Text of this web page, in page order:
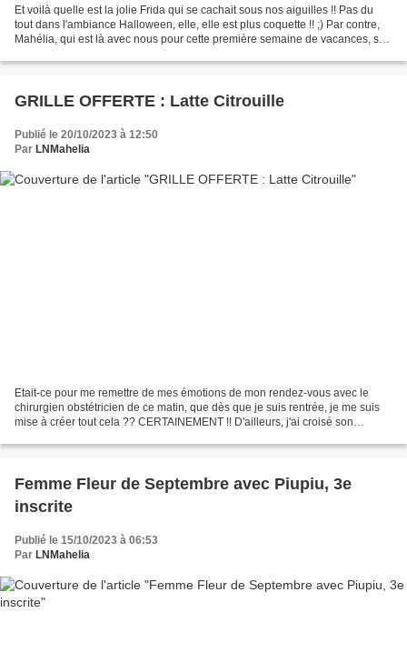
Et voilà quelle est la jolie Frida qui se cachait sous nos aiguilles !! Pas du
tout dans l'ambiance Halloween, elle, elle est plus coquette !! ;) Par contre,
Mahélia, qui est là avec nous pour cette première semaine de vacances, se
GRILLE OFFERTE : Latte Citrouille
Publié le 20/10/2023 à 12:50
Par LNMahelia
Etait-ce pour me remettre de mes émotions de mon rendez-vous avec le
chirurgien obstétricien de ce matin, que dès que je suis rentrée, je me suis
mise à créer tout cela ?? CERTAINEMENT !! D'ailleurs, j'ai croisé son
Femme Fleur de Septembre avec Piupiu, 3e
inscrite
Publié le 15/10/2023 à 06:53
Par LNMahelia